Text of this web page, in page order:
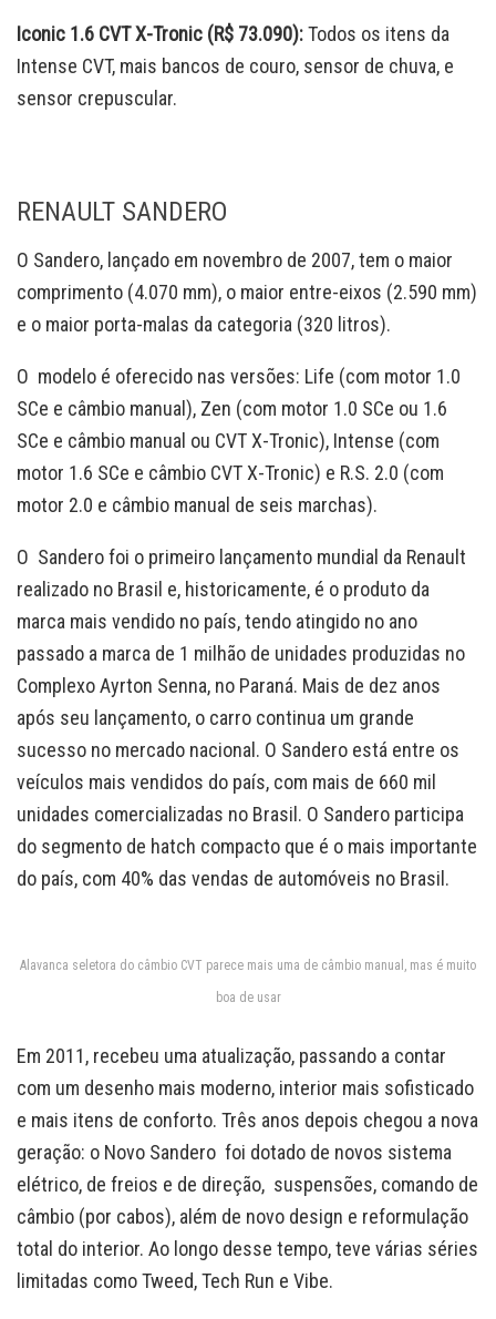
Iconic 1.6 CVT X-Tronic (R$ 73.090):Todos os itens da
Intense CVT, mais bancos de couro, sensor de chuva, e
sensor crepuscular.
RENAULT SANDERO
O Sandero, lançado em novembro de 2007, tem o maior
comprimento (4.070 mm), o maior entre-eixos (2.590 mm)
e o maior porta-malas da categoria (320 litros).
O modelo é oferecido nas versões: Life (com motor 1.0
SCe e câmbio manual), Zen (com motor 1.0 SCe ou 1.6
SCe e câmbio manual ou CVT X-Tronic), Intense (com
motor 1.6 SCe e câmbio CVT X-Tronic) e R.S. 2.0 (com
motor 2.0 e câmbio manual de seis marchas).
O Sandero foi o primeiro lançamento mundial da Renault
realizado no Brasil e, historicamente, é o produto da
marca mais vendido no país, tendo atingido no ano
passado a marca de 1 milhão de unidades produzidas no
Complexo Ayrton Senna, no Paraná. Mais de dez anos
após seu lançamento, o carro continua um grande
sucesso no mercado nacional. O Sandero está entre os
veículos mais vendidos do país, com mais de 660 mil
unidades comercializadas no Brasil. O Sandero participa
do segmento de hatch compacto que é o mais importante
do país, com 40% das vendas de automóveis no Brasil.
Alavanca seletora do câmbio CVT parece mais uma de câmbio manual, mas é muito
boa de usar
Em 2011, recebeu uma atualização, passando a contar
com um desenho mais moderno, interior mais sofisticado
e mais itens de conforto. Três anos depois chegou a nova
geração: o Novo Sandero foi dotado de novos sistema
elétrico, de freios e de direção, suspensões, comando de
câmbio (por cabos), além de novo design e reformulação
total do interior. Ao longo desse tempo, teve várias séries
limitadas como Tweed, Tech Run e Vibe.